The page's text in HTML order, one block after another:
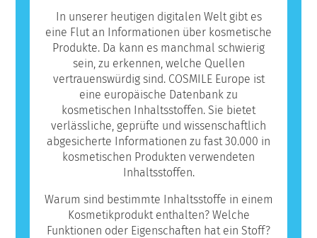
In unserer heutigen digitalen Welt gibt es
eine Flut an Informationen über kosmetische
Produkte. Da kann es manchmal schwierig
sein, zu erkennen, welche Quellen
vertrauenswürdig sind. COSMILE Europe ist
eine europäische Datenbank zu
kosmetischen Inhaltsstoffen. Sie bietet
verlässliche, geprüfte und wissenschaftlich
abgesicherte Informationen zu fast 30.000 in
kosmetischen Produkten verwendeten
Inhaltsstoffen.
Warum sind bestimmte Inhaltsstoffe in einem
Kosmetikprodukt enthalten? Welche
Funktionen oder Eigenschaften hat ein Stoff?